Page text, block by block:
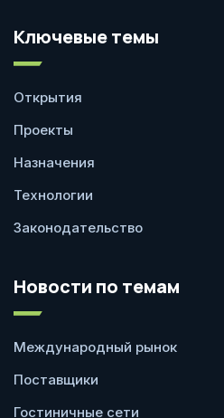
Ключевые темы
Открытия
Проекты
Назначения
Технологии
Законодательство
Новости по темам
Международный рынок
Поставщики
Гостиничные сети